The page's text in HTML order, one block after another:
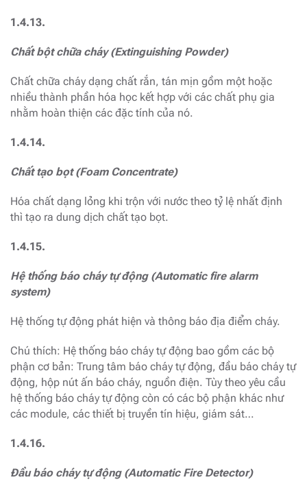
1.4.13.
Chất bột chữa cháy (Extinguishing Powder)
Chất chữa cháy dạng chất rắn, tán mịn gồm một hoặc
nhiều thành phần hóa học kết hợp với các chất phụ gia
nhằm hoàn thiện các đặc tính của nó.
1.4.14.
Chất tạo bọt (Foam Concentrate)
Hóa chất dạng lỏng khi trộn với nước theo tỷ lệ nhất định
thì tạo ra dung dịch chất tạo bọt.
1.4.15.
Hệ thống báo cháy tự động (Automatic fire alarm
system)
Hệ thống tự động phát hiện và thông báo địa điểm cháy.
Chú thích: Hệ thống báo cháy tự động bao gồm các bộ
phận cơ bản: Trung tâm báo cháy tự động, đầu báo cháy tự
động, hộp nút ấn báo cháy, nguồn điện. Tùy theo yêu cầu
hệ thống báo cháy tự động còn có các bộ phận khác như
các module, các thiết bị truyền tín hiệu, giám sát…
1.4.16.
Đầu báo cháy tự động (Automatic Fire Detector)